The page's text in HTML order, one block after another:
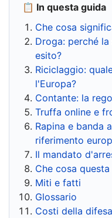
📋 In questa guida
Che cosa
Droga: perché
esito?
Riciclaggio:
l'Europa?
Contante: la
Truffa online e
Rapina e banda
riferimento
Il mandato
Che cosa
Miti e fatti
Glossario
Costi della difesa